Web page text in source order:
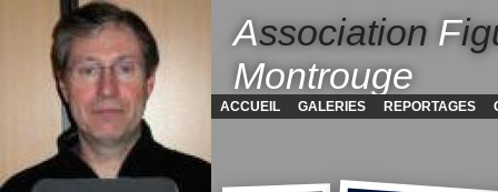
Association F
Montrouge
ACCUEIL GALERIES REPORTAGES